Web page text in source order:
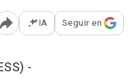
Abrir opciones para
IA Seguir en
-